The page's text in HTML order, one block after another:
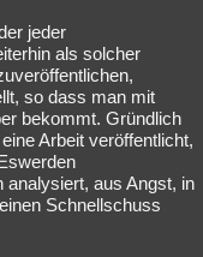
jeder
als solcher
so dass man mit
bekommt. Gründlich
Arbeit veröffentlicht,
analysiert, aus Angst, in
Schnellschuss